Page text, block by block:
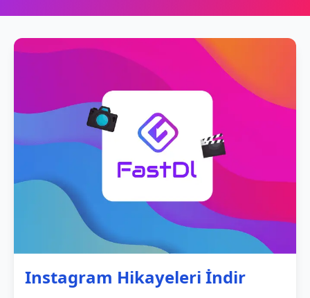
Instagram Hikayeleri İndir